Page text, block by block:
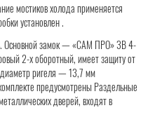
мостиков холода применяется
установлен .
Основной замок — «САМ ПРО» ЗВ 4-
2-х оборотный, имеет защиту от
ригеля — 13,7 мм
предусмотрены Раздельные
дверей, входят в